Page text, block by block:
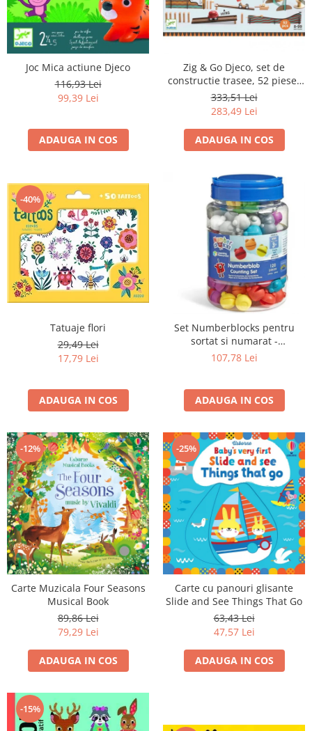
Joc Mica actiune Djeco
116,93 Lei
99,39 Lei
ADAUGA IN COS
Zig & Go Djeco, set de
constructie trasee, 52 piese-
Muzica
333,51 Lei
283,49 Lei
ADAUGA IN COS
-40%
Tatuaje flori
29,49 Lei
17,79 Lei
ADAUGA IN COS
Set Numberblocks pentru
sortat si numarat -
Numberblob
107,78 Lei
ADAUGA IN COS
-12%
Carte Muzicala Four Seasons
Musical Book
89,86 Lei
79,29 Lei
ADAUGA IN COS
-25%
Carte cu panouri glisante
Slide and See Things That Go
63,43 Lei
47,57 Lei
ADAUGA IN COS
-15%